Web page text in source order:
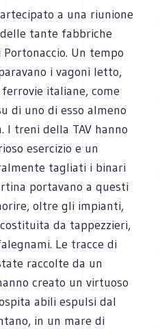
a una riunione
tante fabbriche
Un tempo
i vagoni letto,
italiane, come
di uno di esso almeno
I treni della TAV hanno
esercizio e un
tagliati i binari
portavano a questi
oltre gli impianti,
da tappezzieri,
Le tracce di
raccolte da un
creato un virtuoso
abili espulsi dal
in un mare di